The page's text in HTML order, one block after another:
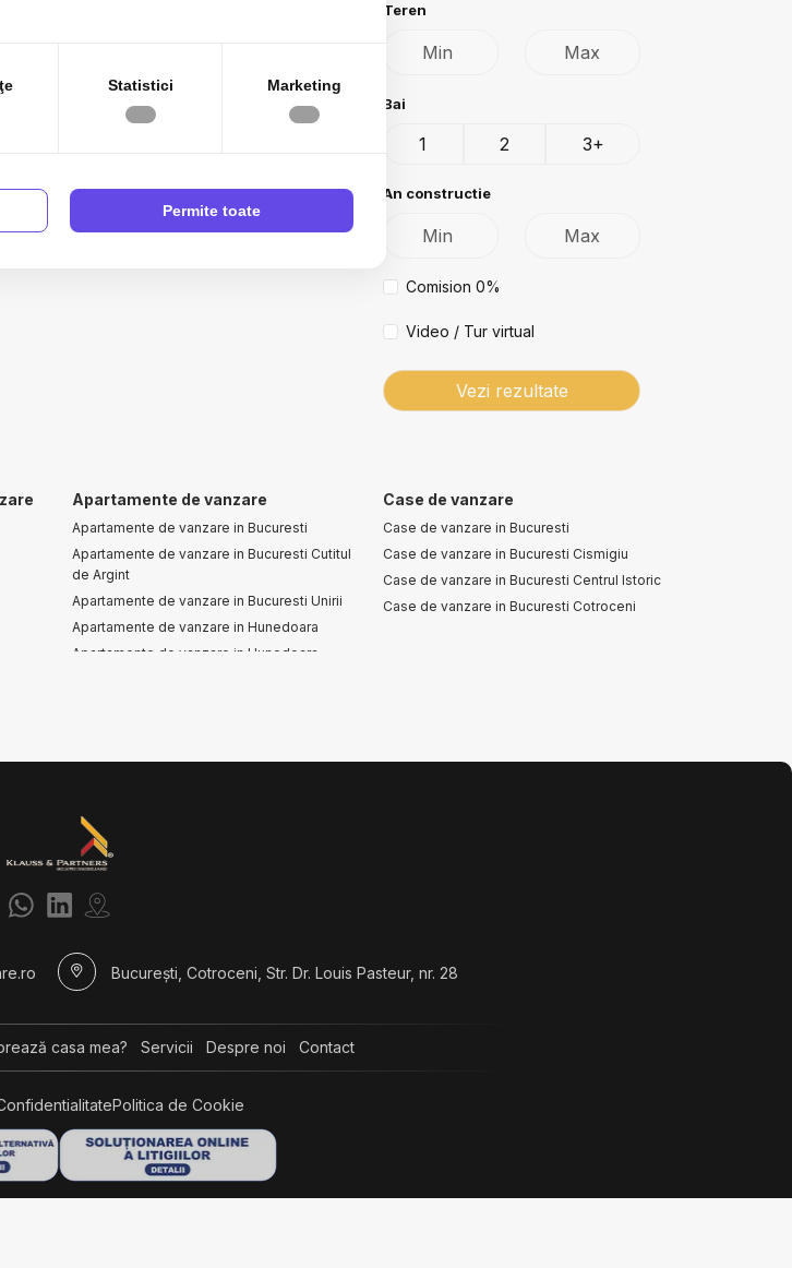
Teren
Bai
1 2 3+
An constructie
Comision 0%
Video / Tur virtual
Vezi rezultate
Apartamente de vanzare
Apartamente de vanzare in Bucuresti
Apartamente de vanzare in Bucuresti Cutitul
de Argint
Apartamente de vanzare in Bucuresti Unirii
Apartamente de vanzare in Hunedoara
Apartamente de vanzare in Hunedoara
de Nord
Apartamente de vanzare in Bucuresti Militari
Apartamente de vanzare in Bucuresti Drumul
Case de vanzare
Case de vanzare in Bucuresti
Case de vanzare in Bucuresti Cismigiu
Case de vanzare in Bucuresti Centrul Istoric
Case de vanzare in Bucuresti Cotroceni
București, Cotroceni, Str. Dr. Louis Pasteur, nr. 28
casa mea? Servicii Despre noi Contact
Politica de Cookie
Statistici Marketing
Permite toate